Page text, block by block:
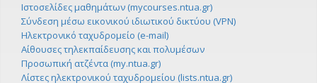
Ιστοσελίδες μαθημάτων (mycourses.ntua.gr)
Σύνδεση μέσω εικονικού ιδιωτικού δικτύου (VPN)
Ηλεκτρονικό ταχυδρομείο (e-mail)
Αίθουσες τηλεκπαίδευσης και πολυμέσων
Προσωπική ατζέντα (my.ntua.gr)
Λίστες ηλεκτρονικού ταχυδρομείου (lists.ntua.gr)